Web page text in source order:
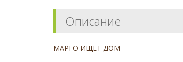
Описание
МАРГО ИЩЕТ ДОМ